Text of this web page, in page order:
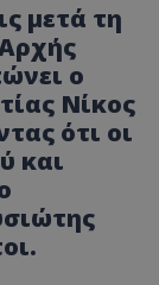
μετά τη
ο
Νίκος
ότι οι
και